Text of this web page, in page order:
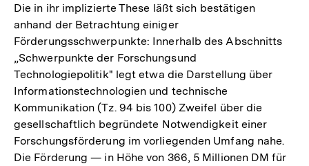
Die in ihr implizierte These läßt sich bestätigen
anhand der Betrachtung einiger
Förderungsschwerpunkte: Innerhalb des Abschnitts
„Schwerpunkte der Forschungsund
Technologiepolitik" legt etwa die Darstellung über
Informationstechnologien und technische
Kommunikation (Tz. 94 bis 100) Zweifel über die
gesellschaftlich begründete Notwendigkeit einer
Forschungsförderung im vorliegenden Umfang nahe.
Die Förderung — in Höhe von 366, 5 Millionen DM für